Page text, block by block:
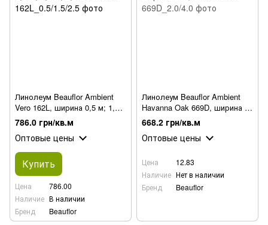
Линолеум Beauflor Ambient
Vero 162L, ширина 0,5 м; 1,5
м; 2,5 м
786.0 грн/кв.м
Оптовые цены
Купить
Цена
786.00
Наличие В наличии
Бренд
Beauflor
Линолеум Beauflor Ambient
Havanna Oak 669D, ширина 2
м; 4 м
668.2 грн/кв.м
Оптовые цены
Цена
12.83
Наличие Нет в наличии
Бренд
Beauflor